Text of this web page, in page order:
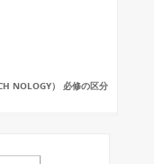
NOLOGY） 必修の区分